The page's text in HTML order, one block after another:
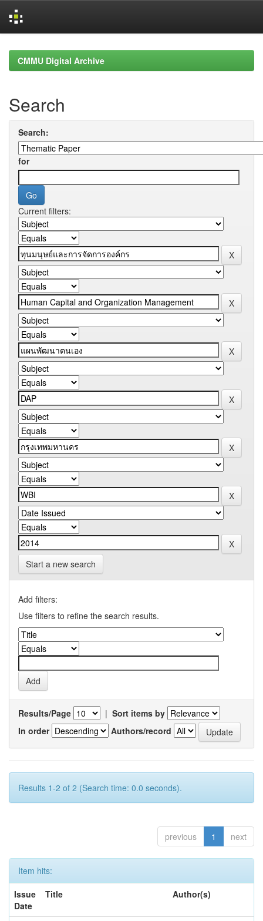
navigationCMMU Digital Archive
Search
Search:
for
Current filters:
Start a new search
Add filters:
Use filters to refine the search results.
Results/Page | Sort items by
In order
Authors/record
Results 1-2 of 2 (Search time: 0.0 seconds).
previous 1 next
Item hits:
Issue
Date
Title Author(s)